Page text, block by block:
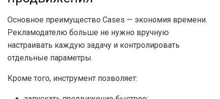
Основное преимущество Cases — экономия времени.
Рекламодателю больше не нужно вручную
настраивать каждую задачу и контролировать
отдельные параметры.
Кроме того, инструмент позволяет: